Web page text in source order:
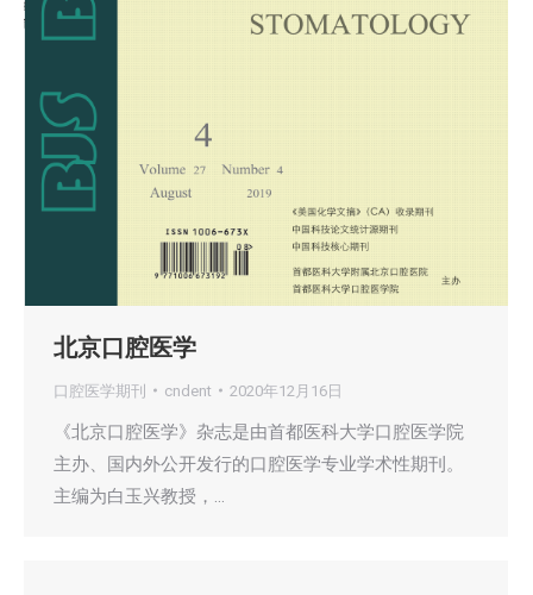
北京口腔医学
口腔医学期刊 cndent 2020年12月16日
《北京口腔医学》杂志是由首都医科大学口腔医学院
主办、国内外公开发行的口腔医学专业学术性期刊。
主编为白玉兴教授，…